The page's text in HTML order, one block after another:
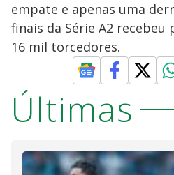
empate e apenas uma
finais da Série A2
16 mil torcedores.
Últimas